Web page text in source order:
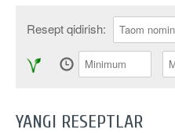
Resept qidirish:
YANGI RESEPTLAR